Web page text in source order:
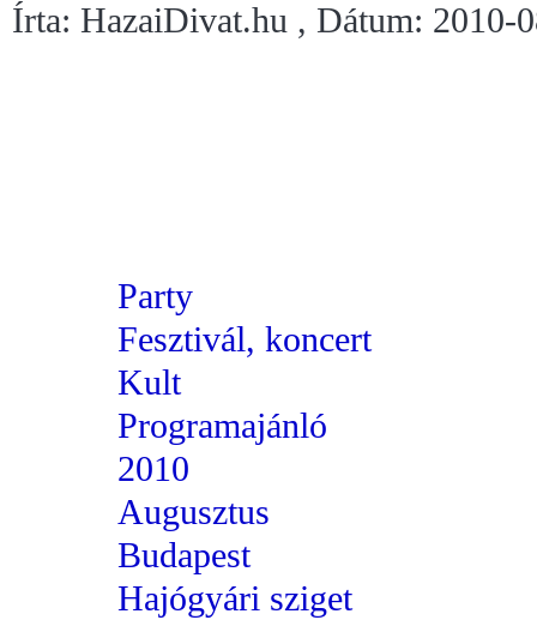
Írta: HazaiDivat.hu , Dátum: 2010-
Party
Fesztivál, koncert
Kult
Programajánló
2010
Augusztus
Budapest
Hajógyári sziget